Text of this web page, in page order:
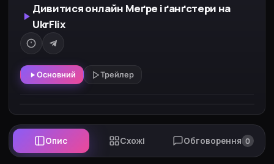
Дивитися онлайн Меґре і ґанґстери на
UkrFlix
Основний Трейлер
Опис Схожі Обговорення 0